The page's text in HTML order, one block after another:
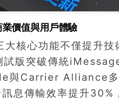
價值與用戶體驗
核心功能不僅提升技
試版突破傳統
與Carrier Alliance多
息傳輸效率提升30%